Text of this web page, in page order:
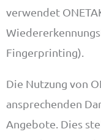
verwendet
Fingerprinting).
Die Nutzung von
ansprechenden
Angebote. Dies